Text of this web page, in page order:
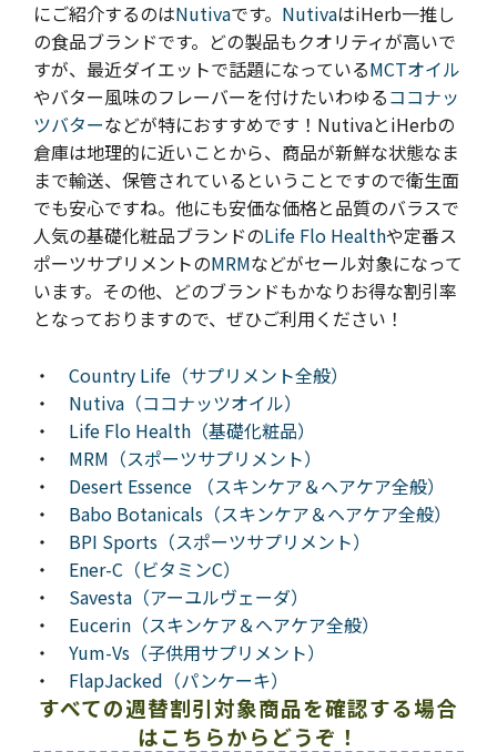
にご紹介するのはNutivaです。 NutivaはiHerb一推し
の食品ブランドです。どの製品もクオリティが高いで
すが、最近ダイエットで話題になっているMCTオイル
やバター風味のフレーバーを付けたいわゆるココナッ
ツバターなどが特におすすめです！NutivaとiHerbの
倉庫は地理的に近いことから、商品が新鮮な状態なま
まで輸送、保管されているということですので衛生面
でも安心ですね。他にも安価な価格と品質のバラスで
人気の基礎化粧品ブランドのLife Flo Healthや定番ス
ポーツサプリメントのMRMなどがセール対象になって
います。 その他、 どのブランドもかなりお得な割引率
となっておりますので、ぜひご利用ください！
・ Country Life（サプリメント全般）
・ Nutiva（ココナッツオイル）
・ Life Flo Health（基礎化粧品）
・ MRM（スポーツサプリメント）
・ Desert Essence （スキンケア＆ヘアケア全般）
・ Babo Botanicals（スキンケア＆ヘアケア全般）
・ BPI Sports（スポーツサプリメント）
・ Ener-C（ビタミンC）
・ Savesta（アーユルヴェーダ）
・ Eucerin（スキンケア＆ヘアケア全般）
・ Yum-Vs（子供用サプリメント）
・ FlapJacked（パンケーキ）
すべての週替割引対象商品を確認する場合
はこちらからどうぞ！